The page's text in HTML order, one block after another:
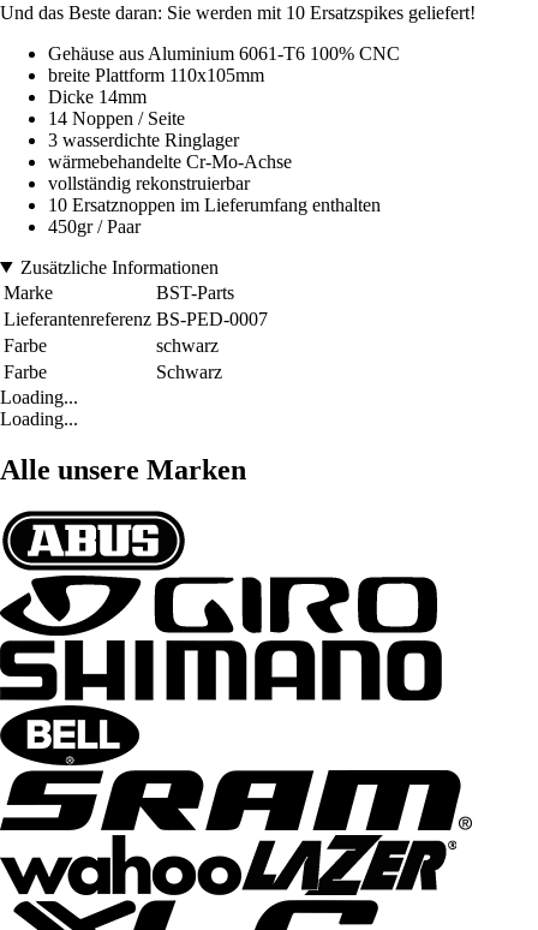
Und das Beste daran: Sie werden mit 10 Ersatzspikes geliefert!
Gehäuse aus Aluminium 6061-T6 100% CNC
breite Plattform 110x105mm
Dicke 14mm
14 Noppen / Seite
3 wasserdichte Ringlager
wärmebehandelte Cr-Mo-Achse
vollständig rekonstruierbar
10 Ersatznoppen im Lieferumfang enthalten
450gr / Paar
Zusätzliche Informationen
Marke
BST-Parts
Lieferantenreferenz BS-PED-0007
Farbe
schwarz
Farbe
Schwarz
Loading...
Loading...
Alle unsere Marken